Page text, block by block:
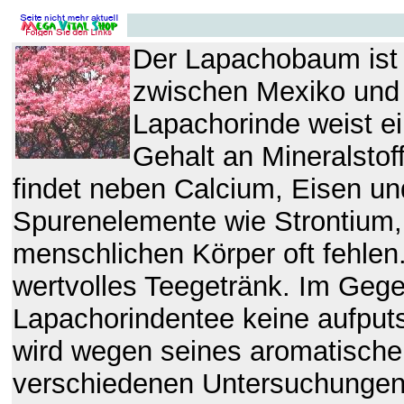
Der Lapachobaum
zwischen Mexiko
Lapachorinde weist
Gehalt an
findet neben Calcium, Eisen
Spurenelemente wie
menschlichen Körper oft
wertvolles Teegetränk. Im
Lapachorindentee keine
wird wegen seines
verschiedenen